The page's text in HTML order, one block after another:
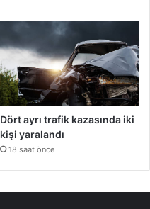
Dört ayrı trafik kazasında iki
kişi yaralandı
18 saat önce